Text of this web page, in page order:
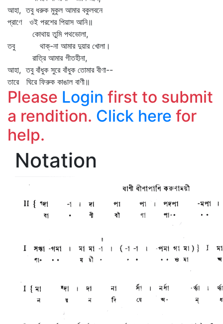
আহা, তবু ধরুক মুকুল আমার বকুলবনে
প্রাণে ওই পরশের পিয়াস আনি॥
কোথায় তুমি পথভোলা,
তবু থাক্‌-না আমার দুয়ার খোলা।
রাত্রি আমার গীতহীনা,
আহা, তবু বাঁধুক সুরে বাঁধুক তোমার বীণা--
তারে ঘিরে ফিরুক কাঙাল বাণী॥
Please Login first to submit
a rendition. Click here for
help.
Notation